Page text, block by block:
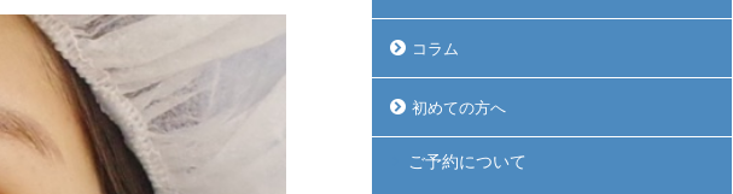
コラム
初めての方へ
ご予約について